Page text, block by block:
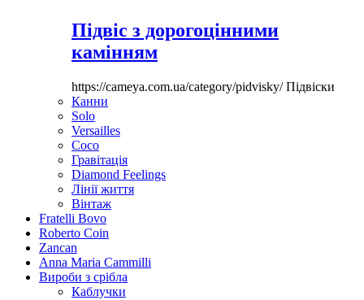
Підвіс з дорогоцінними
камінням
https://cameya.com.ua/category/pidvisky/Підвіски
Канни
Solo
Versailles
Coco
Гравітація
Diamond Feelings
Лінії життя
Вінтаж
Fratelli Bovo
Roberto Coin
Zancan
Anna Maria Cammilli
Вироби з срібла
Каблучки